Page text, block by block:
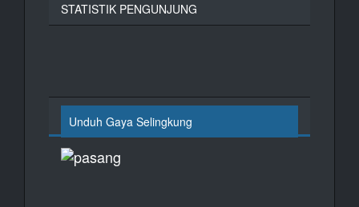
STATISTIK PENGUNJUNG
Unduh Gaya Selingkung